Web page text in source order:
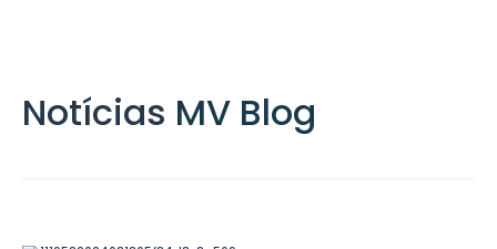
Notícias MV Blog